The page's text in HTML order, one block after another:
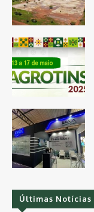
Últimas Notícias